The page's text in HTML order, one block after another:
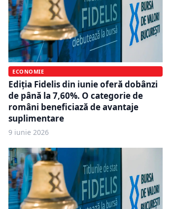
ECONOMIE
Ediția Fidelis din iunie oferă dobânzi
de până la 7,60%. O categorie de
români beneficiază de avantaje
suplimentare
9 iunie 2026